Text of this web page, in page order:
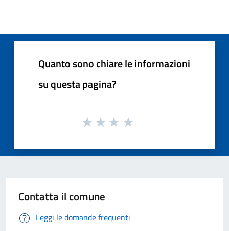
Quanto sono chiare le informazioni
su questa pagina?
Contatta il comune
Leggi le domande frequenti